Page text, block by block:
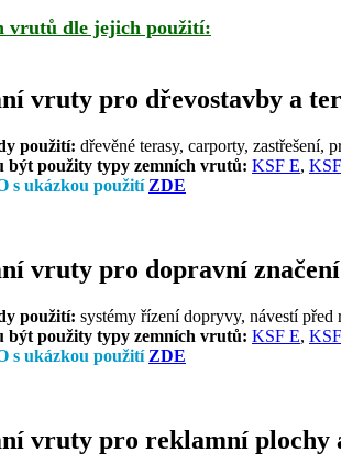
vrutů dle jejich použití:
vruty pro dřevostavby a
použití: dřevěné terasy, carporty,
být použity typy zemních vrutů: KSF E,
s ukázkou použití ZDE
vruty pro dopravní značení
použití: systémy řízení dopryvy, návestí
být použity typy zemních vrutů: KSF E,
s ukázkou použití ZDE
vruty pro reklamní plochy